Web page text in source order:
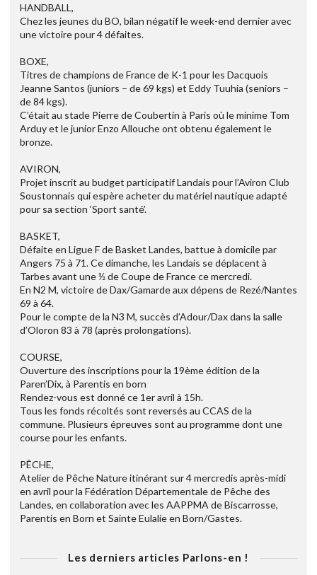
HANDBALL,
Chez les jeunes du BO, bilan négatif le week-end dernier avec
une victoire pour 4 défaites.
BOXE,
Titres de champions de France de K-1 pour les Dacquois
Jeanne Santos (juniors – de 69 kgs) et Eddy Tuuhia (seniors –
de 84 kgs).
C’était au stade Pierre de Coubertin à Paris où le minime Tom
Arduy et le junior Enzo Allouche ont obtenu également le
bronze.
AVIRON,
Projet inscrit au budget participatif Landais pour l’Aviron Club
Soustonnais qui espère acheter du matériel nautique adapté
pour sa section ‘Sport santé’.
BASKET,
Défaite en Ligue F de Basket Landes, battue à domicile par
Angers 75 à 71. Ce dimanche, les Landais se déplacent à
Tarbes avant une ½ de Coupe de France ce mercredi.
En N2 M, victoire de Dax/Gamarde aux dépens de Rezé/Nantes
69 à 64.
Pour le compte de la N3 M, succès d’Adour/Dax dans la salle
d’Oloron 83 à 78 (après prolongations).
COURSE,
Ouverture des inscriptions pour la 19ème édition de la
Paren’Dix, à Parentis en born
Rendez-vous est donné ce 1er avril à 15h.
Tous les fonds récoltés sont reversés au CCAS de la
commune. Plusieurs épreuves sont au programme dont une
course pour les enfants.
PÊCHE,
Atelier de Pêche Nature itinérant sur 4 mercredis après-midi
en avril pour la Fédération Départementale de Pêche des
Landes, en collaboration avec les AAPPMA de Biscarrosse,
Parentis en Born et Sainte Eulalie en Born/Gastes.
Les derniers articles Parlons-en !